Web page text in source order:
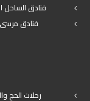
فنادق الساحل
فنادق
رحلات الحج